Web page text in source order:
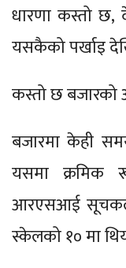
धारणा कस्तो छ,
यसकैको पर्खाइ
कस्तो छ बजारको
बजारमा केही
यसमा क्रमिक
आरएसआई
स्केलको १० मा